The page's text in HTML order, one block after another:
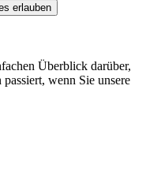
Überblick darüber,
wenn Sie unsere